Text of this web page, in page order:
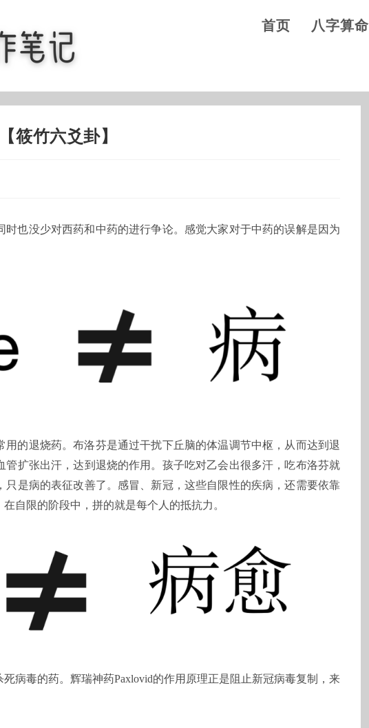
首页 八字算命
筱竹六爻卦】
也没少对西药和中药的进行争论。感觉大家对于中药的误解是因为
的退烧药。布洛芬是通过干扰下丘脑的体温调节中枢，从而达到退
扩张出汗，达到退烧的作用。孩子吃对乙会出很多汗，吃布洛芬就
是病的表征改善了。感冒、新冠，这些自限性的疾病，还需要依靠
自限的阶段中，拼的就是每个人的抵抗力。
病毒的药。辉瑞神药Paxlovid的作用原理正是阻止新冠病毒复制，来